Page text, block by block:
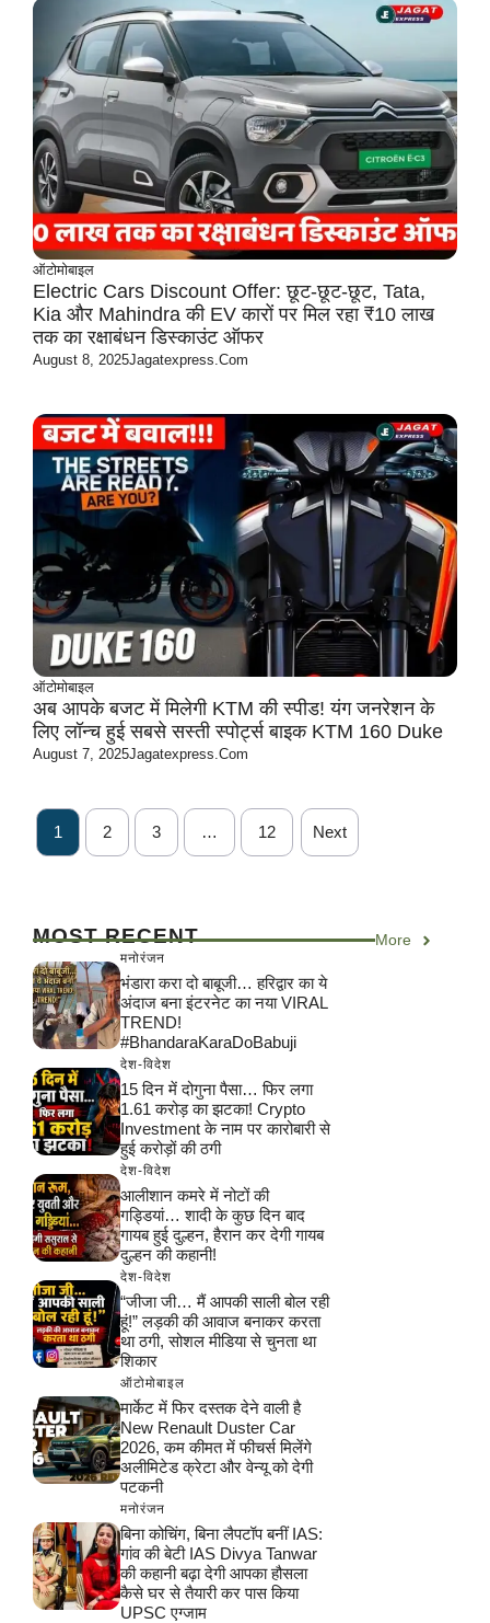
ऑटोमोबाइल
Electric Cars Discount Offer: छूट-छूट-छूट, Tata,
Kia और Mahindra की EV कारों पर मिल रहा ₹10 लाख
तक का रक्षाबंधन डिस्काउंट ऑफर
August 8, 2025Jagatexpress.com
ऑटोमोबाइल
अब आपके बजट में मिलेगी KTM की स्पीड! यंग जनरेशन के
लिए लॉन्च हुई सबसे सस्ती स्पोर्ट्स बाइक KTM 160 Duke
August 7, 2025Jagatexpress.com
1 2 3 … 12 Next
MOST RECENT More
मनोरंजन
भंडारा करा दो बाबूजी… हरिद्वार का ये
अंदाज बना इंटरनेट का नया VIRAL
TREND!
#BhandaraKaraDoBabuji
देश-विदेश
15 दिन में दोगुना पैसा… फिर लगा
1.61 करोड़ का झटका! Crypto
Investment के नाम पर कारोबारी से
हुई करोड़ों की ठगी
देश-विदेश
आलीशान कमरे में नोटों की
गड्डियां… शादी के कुछ दिन बाद
गायब हुई दुल्हन, हैरान कर देगी गायब
दुल्हन की कहानी!
देश-विदेश
“जीजा जी… मैं आपकी साली बोल रही
हूं!” लड़की की आवाज बनाकर करता
था ठगी, सोशल मीडिया से चुनता था
शिकार
ऑटोमोबाइल
मार्केट में फिर दस्तक देने वाली है
New Renault Duster Car
2026, कम कीमत में फीचर्स मिलेंगे
अलीमिटेड क्रेटा और वेन्यू को देगी
पटकनी
मनोरंजन
बिना कोचिंग, बिना लैपटॉप बनीं IAS:
गांव की बेटी IAS Divya Tanwar
की कहानी बढ़ा देगी आपका हौसला
कैसे घर से तैयारी कर पास किया
UPSC एग्जाम